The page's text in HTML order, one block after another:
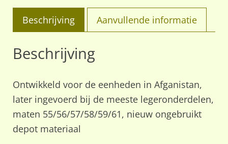
Beschrijving Aanvullende informatie
Beschrijving
Ontwikkeld voor de eenheden in Afganistan,
later ingevoerd bij de meeste legeronderdelen,
maten 55/56/57/58/59/61, nieuw ongebruikt
depot materiaal